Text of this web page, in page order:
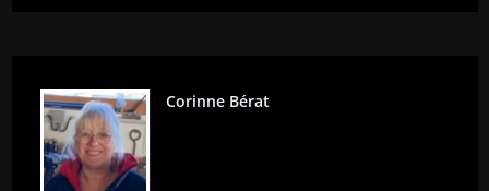
Corinne Bérat